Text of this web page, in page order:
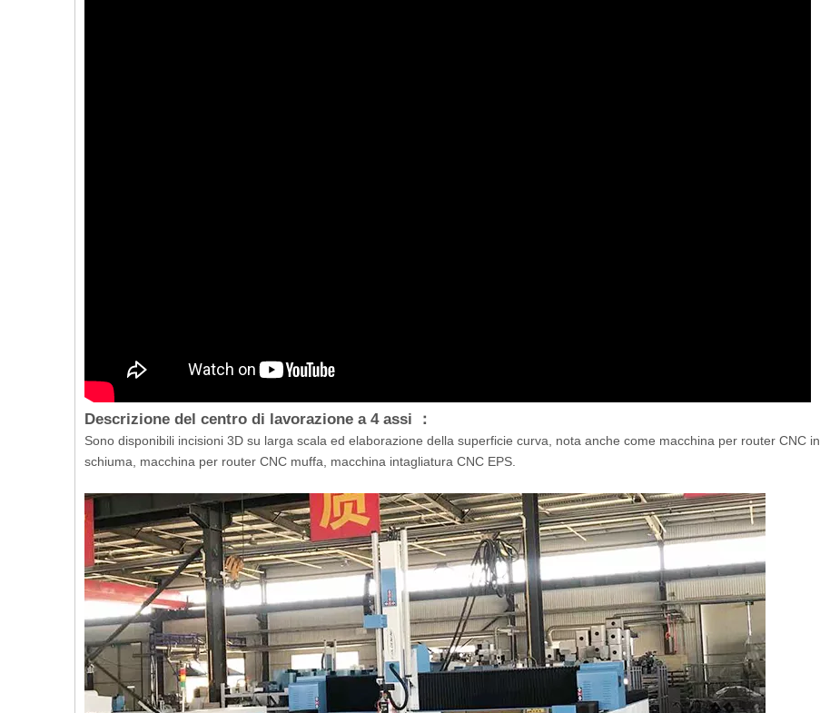
Descrizione del centro di lavorazione a 4 assi ：
Sono disponibili incisioni 3D su larga scala ed elaborazione della superficie curva, nota anche come macchina per router CNC in
schiuma, macchina per router CNC muffa, macchina intagliatura CNC EPS.